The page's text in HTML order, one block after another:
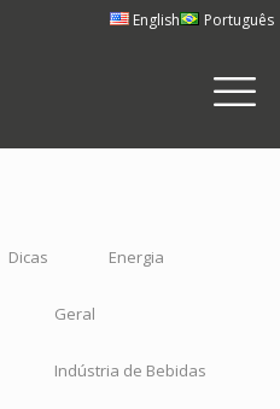
English Português
Dicas Energia
Geral
Indústria de Bebidas